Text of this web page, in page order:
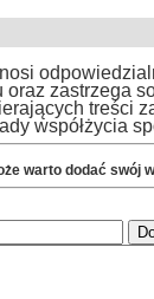
oraz zastrzega
treści
współżycia
warto dodać swój